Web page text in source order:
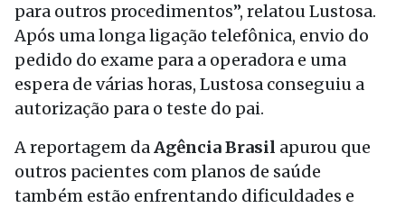
para outros procedimentos”, relatou Lustosa.
Após uma longa ligação telefônica, envio do
pedido do exame para a operadora e uma
espera de várias horas, Lustosa conseguiu a
autorização para o teste do pai.
A reportagem daAgência Brasil apurou que
outros pacientes com planos de saúde
também estão enfrentando dificuldades e